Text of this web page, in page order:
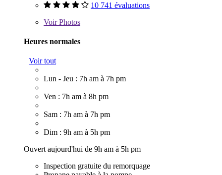
10 741 évaluations
VoirPhotos
Heures normales
Voir tout
Lun - Jeu : 7h am à 7h pm
Ven : 7h am à 8h pm
Sam : 7h am à 7h pm
Dim : 9h am à 5h pm
Ouvert aujourd'hui de 9h am à 5h pm
Inspection gratuite du remorquage